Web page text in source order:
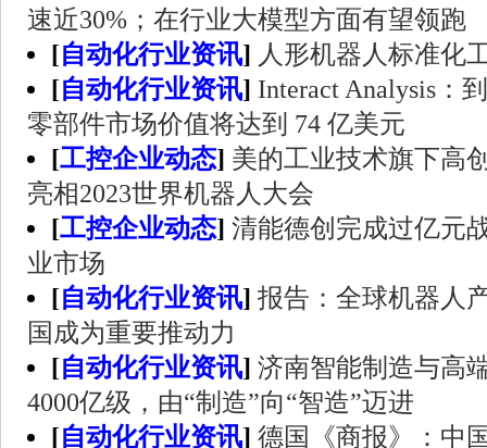
速近30%；在行业大模型方面有望领跑
[自动化行业资讯] 人形机器人标准化
[自动化行业资讯] Interact Analysis：
零部件市场价值将达到 74 亿美元
[工控企业动态] 美的工业技术旗下高
亮相2023世界机器人大会
[工控企业动态] 清能德创完成过亿元
业市场
[自动化行业资讯] 报告：全球机器人
国成为重要推动力
[自动化行业资讯] 济南智能制造与高
4000亿级，由“制造”向“智造”迈进
[自动化行业资讯] 德国《商报》：中